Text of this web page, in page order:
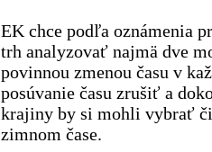
EK chce podľa oznámenia
trh analyzovať najmä dve
povinnou zmenou času v
posúvanie času zrušiť a
krajiny by si mohli vybrať či
zimnom čase.